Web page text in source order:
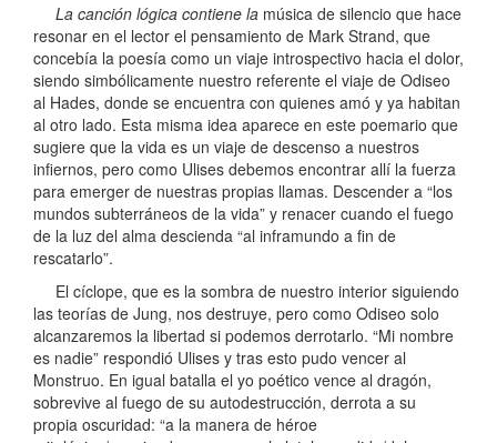
La canción lógica contiene la música de silencio que hace
resonar en el lector el pensamiento de Mark Strand, que
concebía la poesía como un viaje introspectivo hacia el dolor,
siendo simbólicamente nuestro referente el viaje de Odiseo
al Hades, donde se encuentra con quienes amó y ya habitan
al otro lado. Esta misma idea aparece en este poemario que
sugiere que la vida es un viaje de descenso a nuestros
infiernos, pero como Ulises debemos encontrar allí la fuerza
para emerger de nuestras propias llamas. Descender a “los
mundos subterráneos de la vida” y renacer cuando el fuego
de la luz del alma descienda “al inframundo a fin de
rescatarlo”.
El cíclope, que es la sombra de nuestro interior siguiendo
las teorías de Jung, nos destruye, pero como Odiseo solo
alcanzaremos la libertad si podemos derrotarlo. “Mi nombre
es nadie” respondió Ulises y tras esto pudo vencer al
Monstruo. En igual batalla el yo poético vence al dragón,
sobrevive al fuego de su autodestrucción, derrota a su
propia oscuridad: “a la manera de héroe